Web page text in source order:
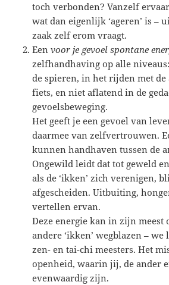
toch verbonden? Vanzelf
wat dan eigenlijk ‘ageren’ is –
zaak zelf erom vraagt.
Eenvoor je gevoel spontane
zelfhandhaving op alle
de spieren, in het rijden met
fiets, en niet aflatend in de
gevoelsbeweging.
Het geeft je een gevoel van
daarmee van zelfvertrouwen.
kunnen handhaven tussen de
Ongewild leidt dat tot geweld
als de ‘ikken’ zich verenigen,
afgescheiden. Uitbuiting,
vertellen ervan.
Deze energie kan in zijn meest
andere ‘ikken’ wegblazen –
zen- en tai-chi meesters. Het
openheid, waarin jij, de ander
evenwaardig zijn.